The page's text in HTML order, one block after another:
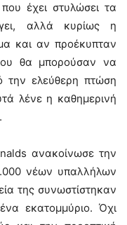
έχει στυλώσει τα
αλλά κυρίως η
και αν προέκυπταν
θα μπορούσαν να
την ελεύθερη πτώση
λένε η καθημερινή
ανακοίνωσε την
νέων υπαλλήλων
της συνωστίστηκαν
εκατομμύριο. Όχι